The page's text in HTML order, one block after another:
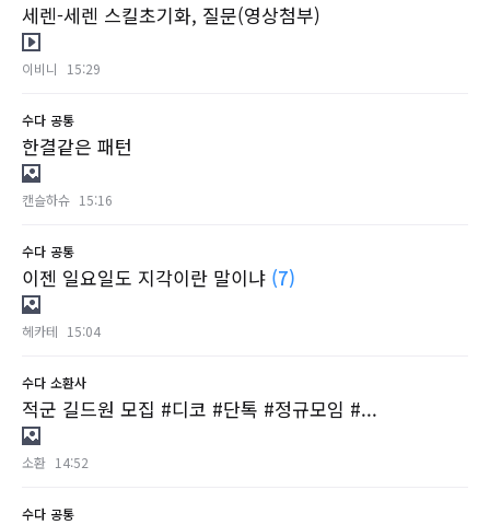
세렌-세렌 스킬초기화, 질문(영상첨부)
이비니 15:29
수다 공통
한결같은 패턴
캔슬하슈 15:16
수다 공통
이젠 일요일도 지각이란 말이냐 (7)
헤카테 15:04
수다 소환사
적군 길드원 모집 #디코 #단톡 #정규모임 #...
소환 14:52
수다 공통